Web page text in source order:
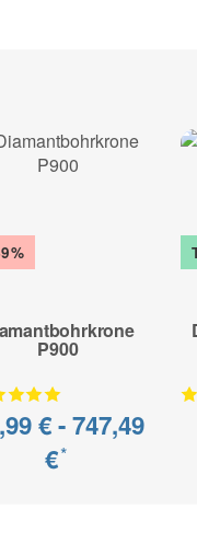
P900
€ -747,49
€*